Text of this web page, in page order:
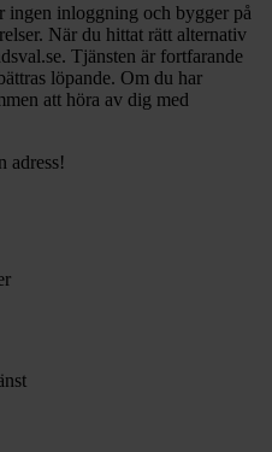
ingen inloggning och bygger på
När du hittat rätt alternativ
Tjänsten är fortfarande
löpande. Om du har
att höra av dig med
adress!